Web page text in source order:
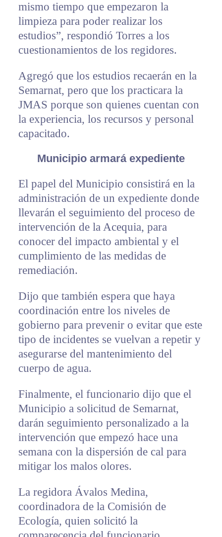
mismo tiempo que empezaron la
limpieza para poder realizar los
estudios”, respondió Torres a los
cuestionamientos de los regidores.
Agregó que los estudios recaerán en la
Semarnat, pero que los practicara la
JMAS porque son quienes cuentan con
la experiencia, los recursos y personal
capacitado.
Municipio armará expediente
El papel del Municipio consistirá en la
administración de un expediente donde
llevarán el seguimiento del proceso de
intervención de la Acequia, para
conocer del impacto ambiental y el
cumplimiento de las medidas de
remediación.
Dijo que también espera que haya
coordinación entre los niveles de
gobierno para prevenir o evitar que este
tipo de incidentes se vuelvan a repetir y
asegurarse del mantenimiento del
cuerpo de agua.
Finalmente, el funcionario dijo que el
Municipio a solicitud de Semarnat,
darán seguimiento personalizado a la
intervención que empezó hace una
semana con la dispersión de cal para
mitigar los malos olores.
La regidora Ávalos Medina,
coordinadora de la Comisión de
Ecología, quien solicitó la